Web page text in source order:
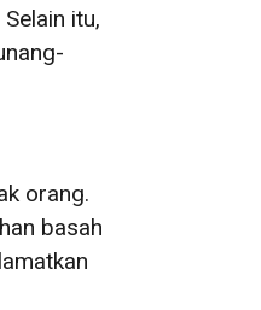
itu,
orang.
basah